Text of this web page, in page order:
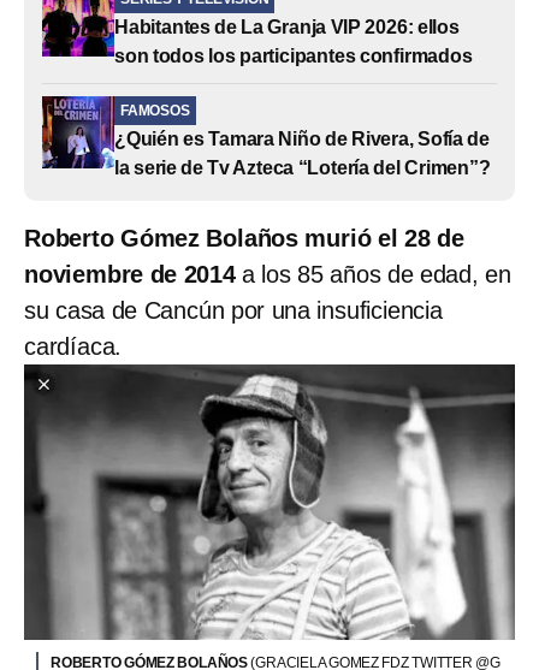
Habitantes de La Granja VIP 2026: ellos
son todos los participantes confirmados
FAMOSOS
¿Quién es Tamara Niño de Rivera, Sofía de
la serie de Tv Azteca “Lotería del Crimen”?
Roberto Gómez Bolaños murió el 28 de
noviembre de 2014a los 85 años de edad, en
su casa de Cancún por una insuficiencia
cardíaca.
ROBERTO GÓMEZ BOLAÑOS(GRACIELA GOMEZ FDZ TWITTER @G